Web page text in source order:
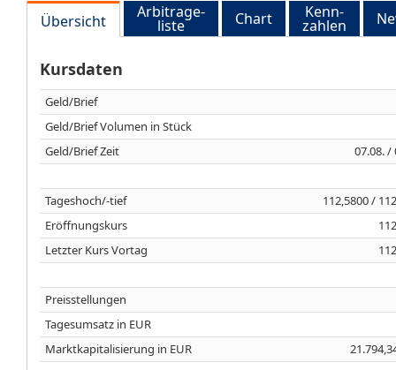
Übersicht Arbitrage-
liste Chart Kenn-
zahlen
Kursdaten
Geld/Brief
Geld/Brief Volumen in Stück
Geld/Brief Zeit
07.08. /
Tageshoch/-tief
112,5800 /
Eröffnungskurs
Letzter Kurs Vortag
Preisstellungen
Tagesumsatz in EUR
Marktkapitalisierung in EUR